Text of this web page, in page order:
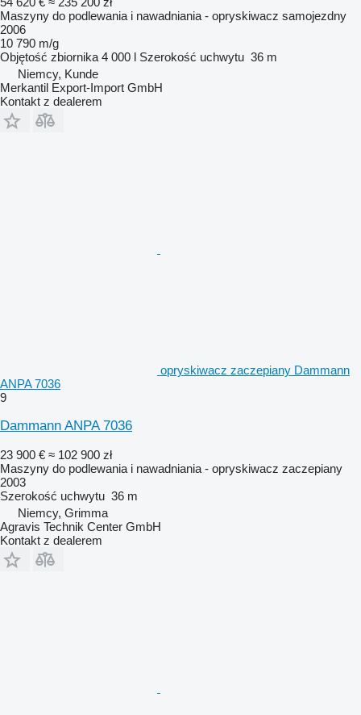
Maszyny do podlewania i nawadniania - opryskiwacz samojezdny
2006
10 790 m/g
Objętość zbiornika 4 000 l Szerokość uchwytu 36 m
Niemcy, Kunde
Merkantil Export-Import GmbH
Kontakt z dealerem
opryskiwacz zaczepiany Dammann
ANPA 7036
9
Dammann ANPA 7036
23 900 € ≈ 102 900 zł
Maszyny do podlewania i nawadniania - opryskiwacz zaczepiany
2003
Szerokość uchwytu 36 m
Niemcy, Grimma
Agravis Technik Center GmbH
Kontakt z dealerem